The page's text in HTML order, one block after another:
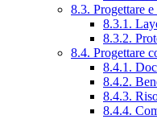
8.3. Progettare
8.3.1.
8.3.2.
8.4. Progettare
8.4.1.
8.4.2.
8.4.3.
8.4.4.